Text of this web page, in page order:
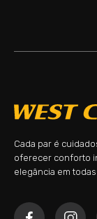
Cada par é
oferecer conforto
elegância em